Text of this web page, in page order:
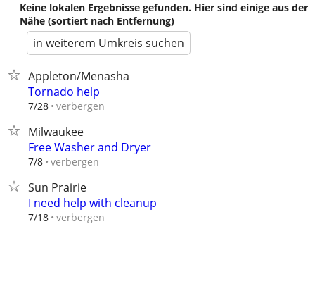
Keine lokalen Ergebnisse gefunden. Hier sind einige aus der
Nähe (sortiert nach Entfernung)
in weiterem Umkreis suchen
Appleton/Menasha
Tornado help
7/28 verbergen
Milwaukee
Free Washer and Dryer
7/8 verbergen
Sun Prairie
I need help with cleanup
7/18 verbergen